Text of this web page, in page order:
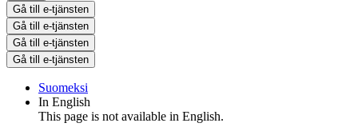
Gå till e-tjänsten
Gå till e-tjänsten
Gå till e-tjänsten
Gå till e-tjänsten
Suomeksi
In English
This page is not available in English.